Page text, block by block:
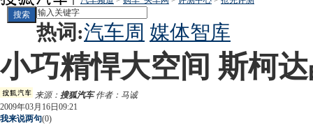
热词:汽车周 媒体智库
小巧精悍大空间 斯柯
来源： 搜狐汽车作者：马诚
2009年03月16日09:21
我来说两句(0)